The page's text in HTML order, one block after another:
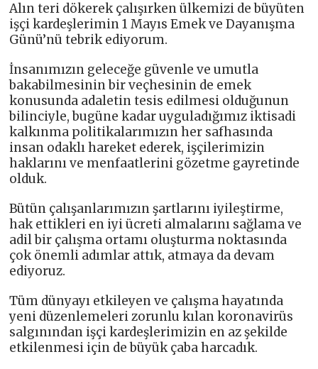
Alın teri dökerek çalışırken ülkemizi de büyüten
işçi kardeşlerimin 1 Mayıs Emek ve Dayanışma
Günü’nü tebrik ediyorum.
İnsanımızın geleceğe güvenle ve umutla
bakabilmesinin bir veçhesinin de emek
konusunda adaletin tesis edilmesi olduğunun
bilinciyle, bugüne kadar uyguladığımız iktisadi
kalkınma politikalarımızın her safhasında
insan odaklı hareket ederek, işçilerimizin
haklarını ve menfaatlerini gözetme gayretinde
olduk.
Bütün çalışanlarımızın şartlarını iyileştirme,
hak ettikleri en iyi ücreti almalarını sağlama ve
adil bir çalışma ortamı oluşturma noktasında
çok önemli adımlar attık, atmaya da devam
ediyoruz.
Tüm dünyayı etkileyen ve çalışma hayatında
yeni düzenlemeleri zorunlu kılan koronavirüs
salgınından işçi kardeşlerimizin en az şekilde
etkilenmesi için de büyük çaba harcadık.